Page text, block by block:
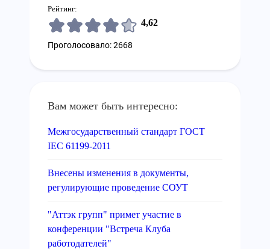
Рейтинг:
4,62
Проголосовало: 2668
Вам может быть интересно:
Межгосударственный стандарт ГОСТ
IEC 61199-2011
Внесены изменения в документы,
регулирующие проведение СОУТ
"Аттэк групп" примет участие в
конференции "Встреча Клуба
работодателей"